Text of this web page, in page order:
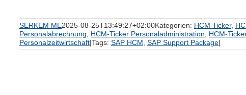
SERKEM ME2025-08-25T13:49:27+02:00Kategorien: HCM Ticker,
Personalabrechnung
HCM-Ticker Personaladministration HCM-
Personalzeitwirtschaft|Tags: SAP HCM SAP Support Package|